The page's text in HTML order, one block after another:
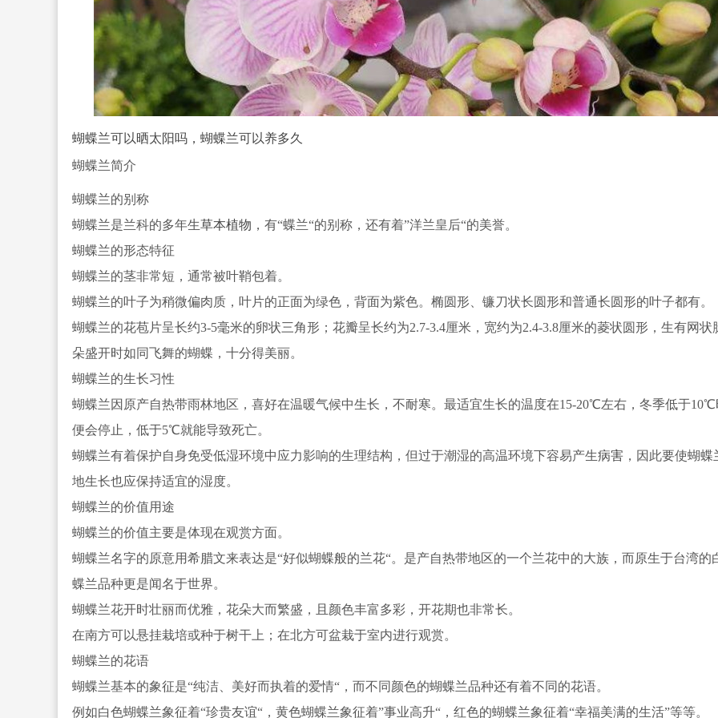
蝴蝶兰可以晒太阳吗，蝴蝶兰可以养多久
蝴蝶兰简介
蝴蝶兰的别称
蝴蝶兰是兰科的多年生草本植物 ，有“蝶兰“的别称，还有着”洋兰皇后“的美誉。
蝴蝶兰的形态特征
蝴蝶兰的茎非常短，通常被叶鞘包着。
蝴蝶兰的叶子为稍微偏肉质，叶片的正面为绿色，背面为紫色。椭圆形、镰刀状长圆形和普通长圆形的叶子都有。
蝴蝶兰的花苞片呈长约3-5毫米的卵状三角形；花瓣呈长约为2.7-3.4厘米，宽约为2.4-3.8厘米的菱状圆形，生有网状
朵盛开时如同飞舞的蝴蝶，十分得美丽。
蝴蝶兰的生长习性
蝴蝶兰因原产自热带雨林地区，喜好在温暖气候中生长，不耐寒。最适宜生长的温度在15-20℃左右，冬季低于
便会停止 ，低于5℃就能导致死亡。
蝴蝶兰有着保护自身免受低湿环境中应力影响的生理结构，但过于潮湿的高温环境下容易产生病害，因此要使蝴蝶
地生长也应保持适宜的湿度。
蝴蝶兰的价值用途
蝴蝶兰的价值主要是体现在观赏方面。
蝴蝶兰名字的原意用希腊文来表达是“好似蝴蝶般的兰花“。是产自热带地区的一个兰花中的大族，而原生于台湾的
蝶兰品种更是闻名于世界。
蝴蝶兰花开时壮丽而优雅，花朵大而繁盛，且颜色丰富多彩，开花期也非常长。
在南方可以悬挂栽培或种于树干上；在北方可盆栽于室内进行观赏。
蝴蝶兰的花语
蝴蝶兰基本的象征是“纯洁、美好而执着的爱情“，而不同颜色的蝴蝶兰品种还有着不同的花语。
例如白色蝴蝶兰象征着“珍贵友谊“，黄色蝴蝶兰象征着”事业高升“，红色的蝴蝶兰象征着“幸福美满的生活”等等。